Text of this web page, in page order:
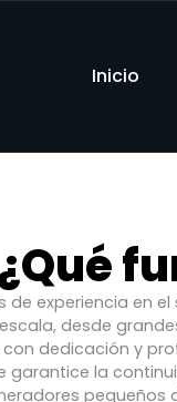
Inicio
de experiencia en
desde
dedicación y
garantice la
pequeños